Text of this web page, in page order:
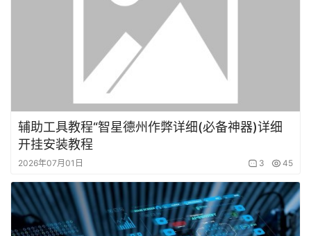
辅助工具教程“智星德州作弊详细(必备神器)详细
开挂安装教程
2026年07月01日 3 45